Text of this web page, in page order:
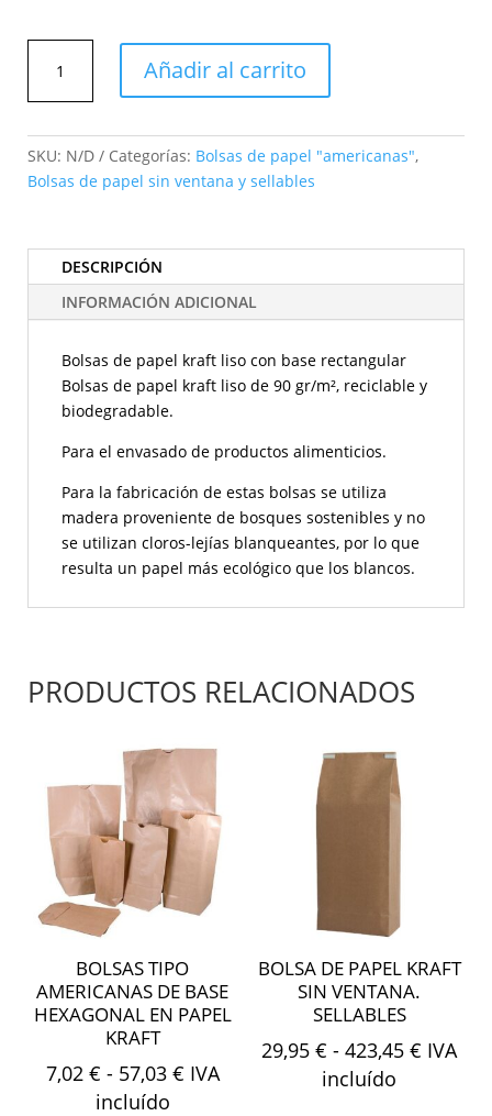
(tipo
de
base
papel
kraft
cantidad
Añadir al carrito
SKU: N/D Categorías: Bolsas de papel "americanas",
Bolsas de papel sin ventana y sellables
DESCRIPCIÓN
INFORMACIÓN ADICIONAL
Bolsas de papel kraft liso con base rectangular
Bolsas de papel kraft liso de 90 gr/m², reciclable y
biodegradable.
Para el envasado de productos alimenticios.
Para la fabricación de estas bolsas se utiliza
madera proveniente de bosques sostenibles y no
se utilizan cloros-lejías blanqueantes, por lo que
resulta un papel más ecológico que los blancos.
PRODUCTOS RELACIONADOS
BOLSAS TIPO
AMERICANAS DE BASE
HEXAGONAL EN PAPEL
KRAFT
7,02 € - 57,03 €Rango
IVA
incluído
BOLSA DE PAPEL KRAFT
SIN VENTANA.
SELLABLES
29,95€ - 423,45€ Rango
IVA
incluído